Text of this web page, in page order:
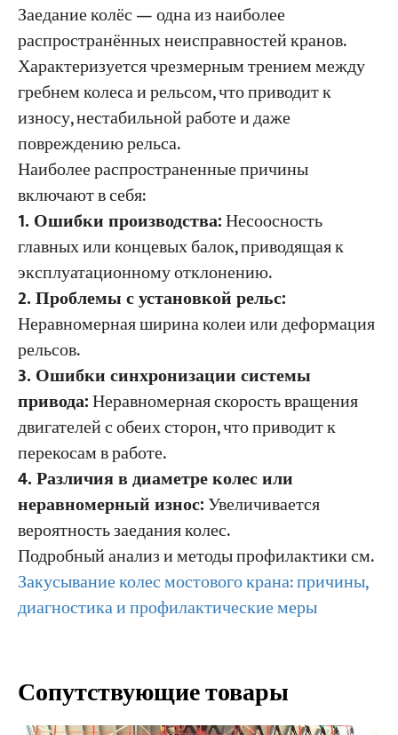
Заедание колёс — одна из наиболее
распространённых неисправностей кранов.
Характеризуется чрезмерным трением между
гребнем колеса и рельсом, что приводит к
износу, нестабильной работе и даже
повреждению рельса.
Наиболее распространенные причины
включают в себя:
1. Ошибки производства:Несоосность
главных или концевых балок, приводящая к
эксплуатационному отклонению.
2. Проблемы с установкой рельс:
Неравномерная ширина колеи или деформация
рельсов.
3. Ошибки синхронизации системы
привода:Неравномерная скорость вращения
двигателей с обеих сторон, что приводит к
перекосам в работе.
4. Различия в диаметре колес или
неравномерный износ:Увеличивается
вероятность заедания колес.
Подробный анализ и методы профилактики см.
Закусывание колес мостового крана: причины,
диагностика и профилактические меры
Сопутствующие товары